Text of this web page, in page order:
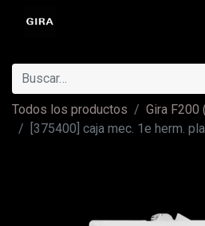
Todos los productos
Gira F200
[375400] caja mec. 1e herm.